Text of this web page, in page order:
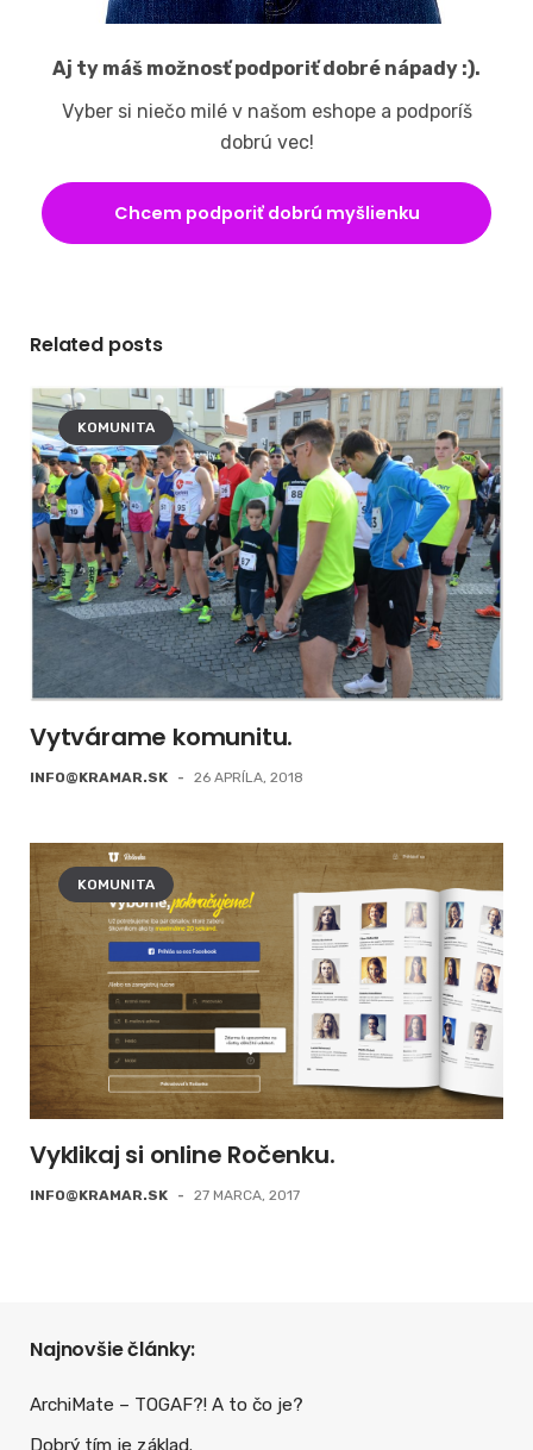
Aj ty máš možnosť podporiť dobré nápady :).
Vyber si niečo milé v našom eshope a podporíš
dobrú vec!
Chcem podporiť dobrú myšlienku
Related posts
KOMUNITA
Vytvárame komunitu.
INFO@KRAMAR.SK - 26 APRÍLA, 2018
KOMUNITA
Vyklikaj si online Ročenku.
INFO@KRAMAR.SK - 27 MARCA, 2017
Najnovšie články:
ArchiMate – TOGAF?! A to čo je?
Dobrý tím je základ.